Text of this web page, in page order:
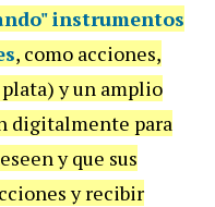
instrumentos
, como acciones,
y un amplio
digitalmente para
y que sus
y recibir